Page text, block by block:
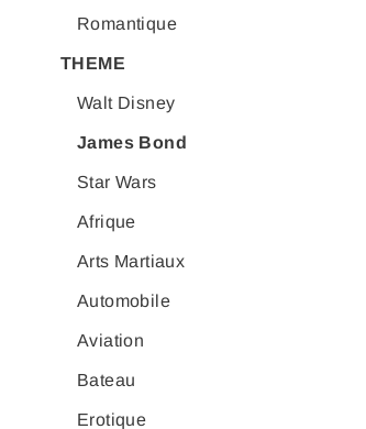
Romantique
THEME
Walt Disney
James Bond
Star Wars
Afrique
Arts Martiaux
Automobile
Aviation
Bateau
Erotique